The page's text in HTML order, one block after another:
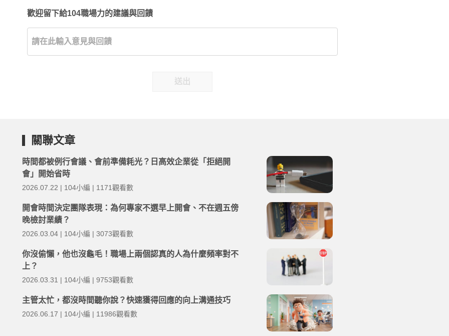
歡迎留下給104職場力的建議與回饋
送出
關聯文章
時間都被例行會議、會前準備耗光？日高效企業從「拒絕開
會」開始省時
2026.07.22 | 104小編 | 1171觀看數
開會時間決定團隊表現：為何專家不選早上開會、不在週五傍
晚檢討業績？
2026.03.04 | 104小編 | 3073觀看數
你沒偷懶，他也沒龜毛！職場上兩個認真的人為什麼頻率對不
上？
2026.03.31 | 104小編 | 9753觀看數
主管太忙，都沒時間聽你說？快速獲得回應的向上溝通技巧
2026.06.17 | 104小編 | 11986觀看數